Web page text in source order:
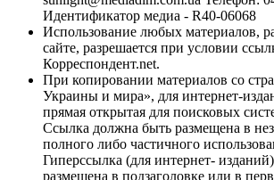
Идентификатор медиа - R40-06068
Использование любых материалов,
сайте, разрешается при условии
Корреспондент.net.
При копировании материалов со
Украины и мира», для интернет-
прямая открытая для поисковых
Ссылка должна быть размещена в
полного либо частичного
Гиперссылка (для интернет-
размещена в подзаголовке или в